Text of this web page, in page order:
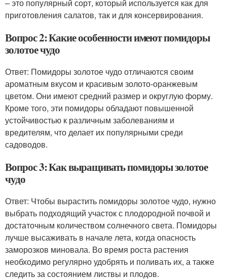
– это популярный сорт, который используется как для
приготовления салатов, так и для консервирования.
Вопрос 2: Какие особенности имеют помидоры
золотое чудо
Ответ: Помидоры золотое чудо отличаются своим
ароматным вкусом и красивым золото-оранжевым
цветом. Они имеют средний размер и округлую форму.
Кроме того, эти помидоры обладают повышенной
устойчивостью к различным заболеваниям и
вредителям, что делает их популярными среди
садоводов.
Вопрос 3: Как выращивать помидоры золотое
чудо
Ответ: Чтобы вырастить помидоры золотое чудо, нужно
выбрать подходящий участок с плодородной почвой и
достаточным количеством солнечного света. Помидоры
лучше высаживать в начале лета, когда опасность
заморозков миновала. Во время роста растения
необходимо регулярно удобрять и поливать их, а также
следить за состоянием листвы и плодов.